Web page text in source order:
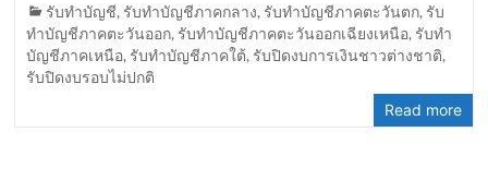
รับทำบัญชี, รับทำบัญชีภาคกลาง, รับทำบัญชีภาคตะวันตก, รับ
ทำบัญชีภาคตะวันออก, รับทำบัญชีภาคตะวันออกเฉียงเหนือ, รับทำ
บัญชีภาคเหนือ, รับทำบัญชีภาคใต้, รับปิดงบการเงินชาวต่างชาติ,
รับปิดงบรอบไม่ปกติ
Read more